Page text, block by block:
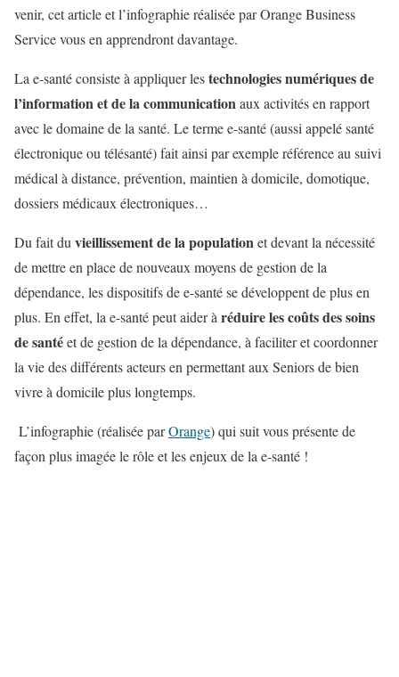
venir, cet article et l’infographie réalisée par Orange Business
Service vous en apprendront davantage.
La e-santé consiste à appliquer lestechnologies numériques de
l’information et de la communicationaux activités en rapport
avec le domaine de la santé. Le terme e-santé (aussi appelé santé
électronique ou télésanté) fait ainsi par exemple référence au suivi
médical à distance, prévention, maintien à domicile, domotique,
dossiers médicaux électroniques…
Du fait du vieillissement de la populationet devant la nécessité
de mettre en place de nouveaux moyens de gestion de la
dépendance, les dispositifs de e-santé se développent de plus en
plus. En effet, la e-santé peut aider à réduire les coûts des soins
de santéet de gestion de la dépendance, à faciliter et coordonner
la vie des différents acteurs en permettant aux Seniors de bien
vivre à domicile plus longtemps.
L’infographie (réalisée parOrange) qui suit vous présente de
façon plus imagée le rôle et les enjeux de la e-santé !